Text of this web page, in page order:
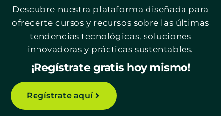
Descubre nuestra plataforma diseñada para
ofrecerte cursos y recursos sobre las últimas
tendencias tecnológicas, soluciones
innovadoras y prácticas sustentables.
¡Regístrate gratis hoy mismo!
Regístrate aquí